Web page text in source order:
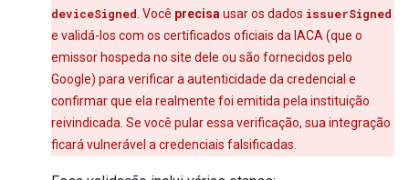
deviceSigned . Você precisa usar os dados issuerSigned
e validá-los com os certificados oficiais da IACA (que o
emissor hospeda no site dele ou são fornecidos pelo
Google) para verificar a autenticidade da credencial e
confirmar que ela realmente foi emitida pela instituição
reivindicada. Se você pular essa verificação, sua integração
ficará vulnerável a credenciais falsificadas.